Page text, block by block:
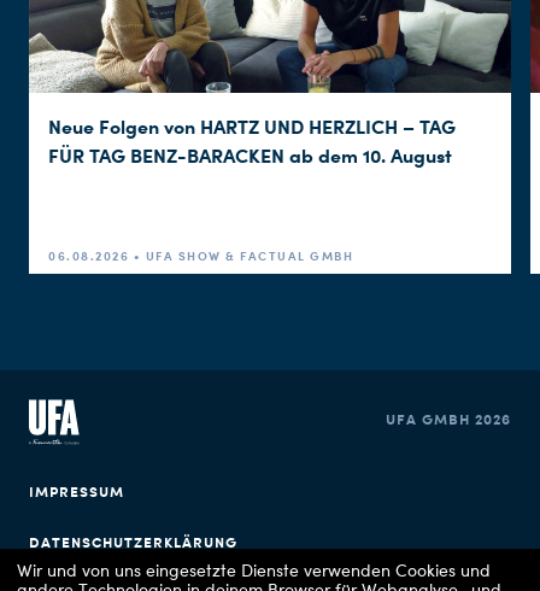
Neue Folgen von HARTZ UND HERZLICH – TAG
FÜR TAG BENZ-BARACKEN ab dem 10. August
06.08.2026 • UFA SHOW & FACTUAL GMBH
IMPRESSUM
DATENSCHUTZERKLÄRUNG
UFA GMBH 2026
Wir und von uns eingesetzte Dienste verwenden Cookies und